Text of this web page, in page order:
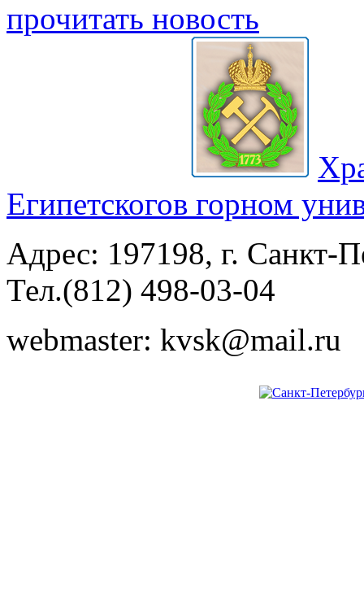
прочитать новость
Египетскогов горном
Адрес: 197198, г. Санкт-
Тел.(812) 498-03-04
webmaster: kvsk@mail.ru